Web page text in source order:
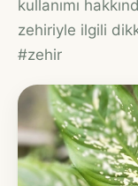
kullanımı
zehiriyle ilgili
#zehir